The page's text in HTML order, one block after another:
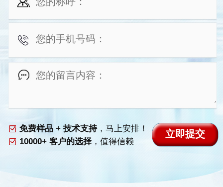
免费样品 + 技术支持，马上安排！
10000+ 客户的选择，值得信赖